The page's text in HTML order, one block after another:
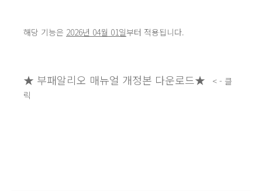
해당 기능은 2026년 04월 01일부터 적용됩니다.
★ 부패알리오 매뉴얼 개정본 다운로드★
< - 클
릭